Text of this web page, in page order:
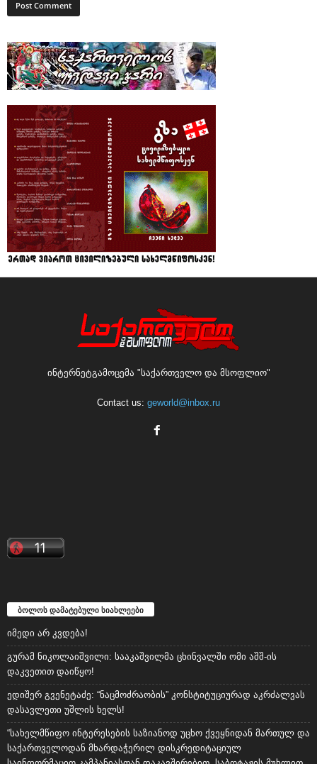
ინტერნეტგამოცემა "საქართველო და მსოფლიო"
Contact us: geworld@inbox.ru
ბოლოს დამატებული სიახლეები
იმედი არ კვდება!
გურამ ნიკოლაიშვილი: სააკაშვილმა ცხინვალში ომი აშშ-ის
დაკვეთით დაიწყო!
ედიშერ გვენეტაძე: “ნაცმოძრაობის” კონსტიტუციურად აკრძალვას
დასავლეთი უშლის ხელს!
“სახელმწიფო ინტერესების საზიანოდ უცხო ქვეყნიდან მართულ და
საქართველოდან მხარდაჭერილ დისკრედიტაციულ